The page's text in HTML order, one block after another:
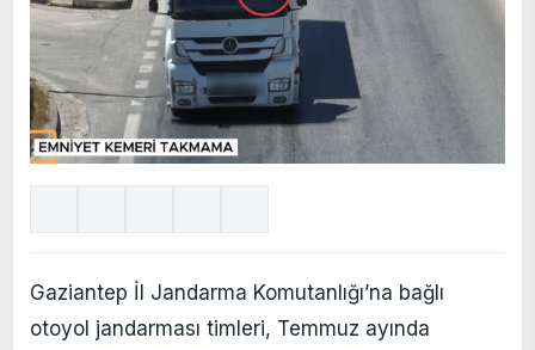
Gaziantep İl Jandarma Komutanlığı’na bağlı
otoyol jandarması timleri, Temmuz ayında